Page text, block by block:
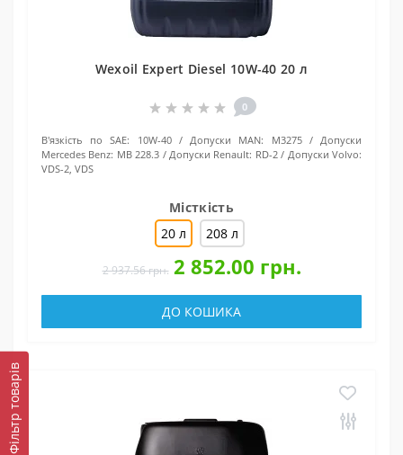
Фільтр товарів
Wexoil Expert Diesel 10W-40 20 л
0
В'язкість по SAE: 10W-40 Допуски MAN: M3275
Допуски
Mercedes Benz: MB 228.3 Допуски Renault: RD-2
Допуски Volvo:
VDS-2, VDS
Місткість
20 л
208 л
2 937.56 грн. 2 852.00 грн.
ДО КОШИКА